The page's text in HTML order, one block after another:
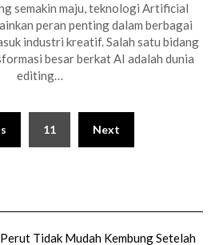
semakin maju, teknologi Artificial
peran penting dalam berbagai
industri kreatif. Salah satu bidang
besar berkat AI adalah dunia
editing…
11 Next
Tidak Mudah Kembung Setelah